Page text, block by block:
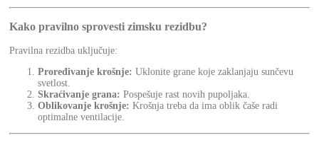
Kako pravilno sprovesti zimsku rezidbu?
Pravilna rezidba uključuje:
Proređivanje krošnje: Uklonite grane koje zaklanjaju sunčevu
svetlost.
Skraćivanje grana: Pospešuje rast novih pupoljaka.
Oblikovanje krošnje: Krošnja treba da ima oblik čaše radi
optimalne ventilacije.